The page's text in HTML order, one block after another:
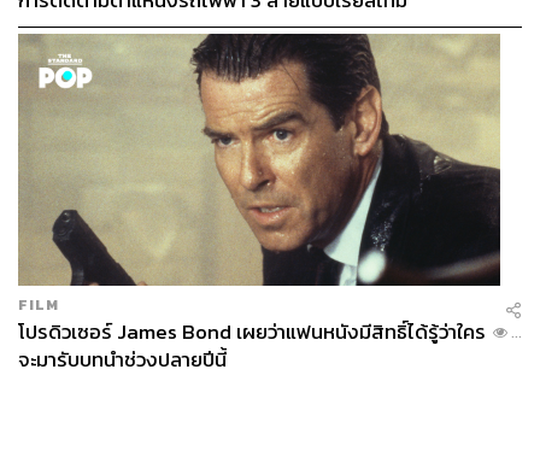
FILM
โปรดิวเซอร์ James Bond เผยว่าแฟนหนังมีสิทธิ์ได้รู้ว่าใคร
จะมารับบทนำช่วงปลายปีนี้
...